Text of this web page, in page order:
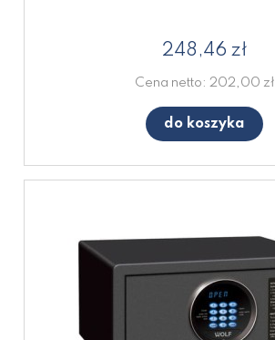
248,46 zł
Cena netto: 202,00 zł
do koszyka